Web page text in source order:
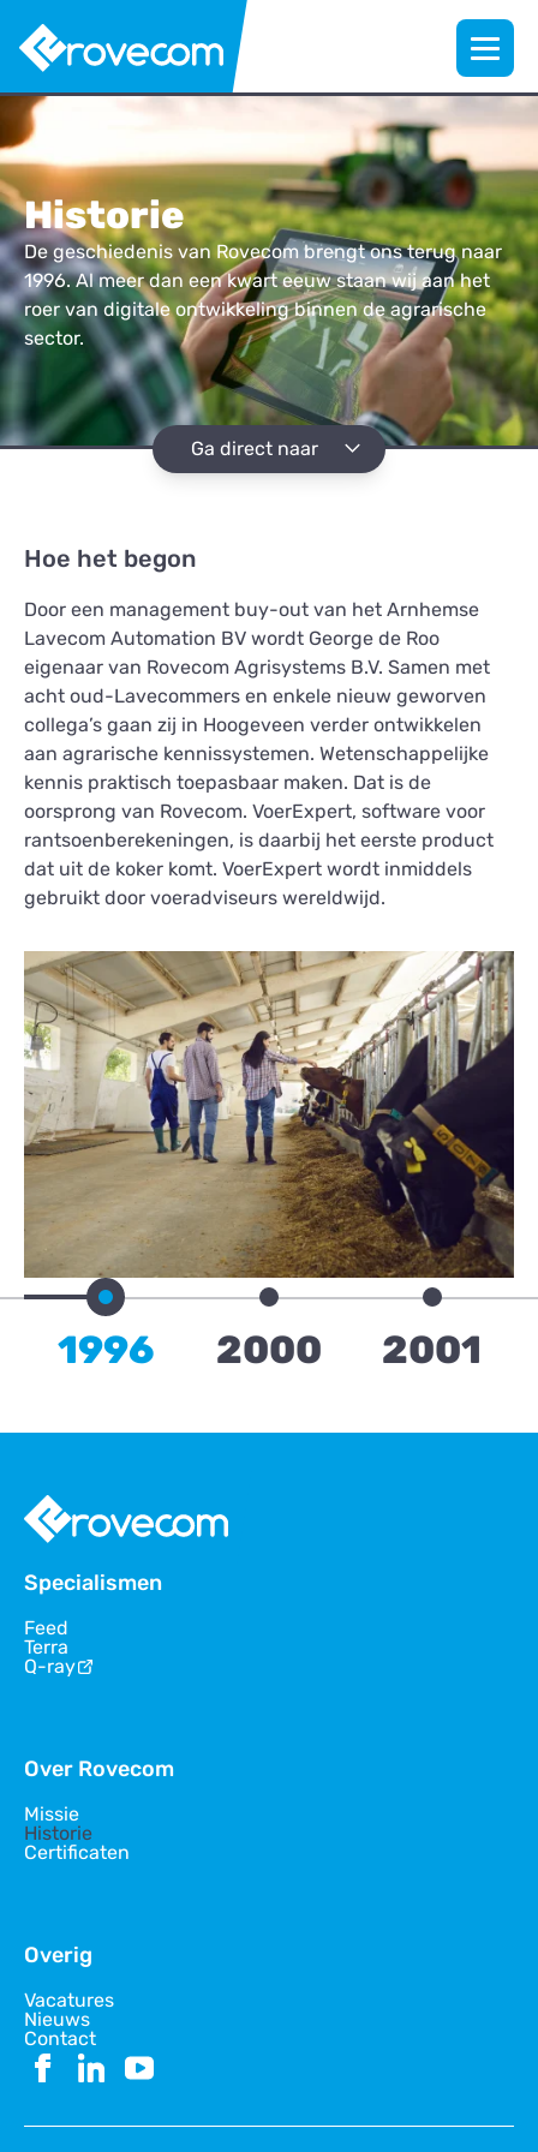
Historie
De geschiedenis van Rovecom brengt ons terug naar
1996. Al meer dan een kwart eeuw staan wij aan het
roer van digitale ontwikkeling binnen de agrarische
sector.
Ga direct naar
Hoe het begon
Door een management buy-out van het Arnhemse
Lavecom Automation BV wordt George de Roo
eigenaar van Rovecom Agrisystems B.V. Samen met
acht oud-Lavecommers en enkele nieuw geworven
collega’s gaan zij in Hoogeveen verder ontwikkelen
aan agrarische kennissystemen. Wetenschappelijke
kennis praktisch toepasbaar maken. Dat is de
oorsprong van Rovecom. VoerExpert, software voor
rantsoenberekeningen, is daarbij het eerste product
dat uit de koker komt. VoerExpert wordt inmiddels
gebruikt door voeradviseurs wereldwijd.
1996 2000 2001
Specialismen
Feed
Terra
Q-ray
Over Rovecom
Missie
Historie
Certificaten
Overig
Vacatures
Nieuws
Contact